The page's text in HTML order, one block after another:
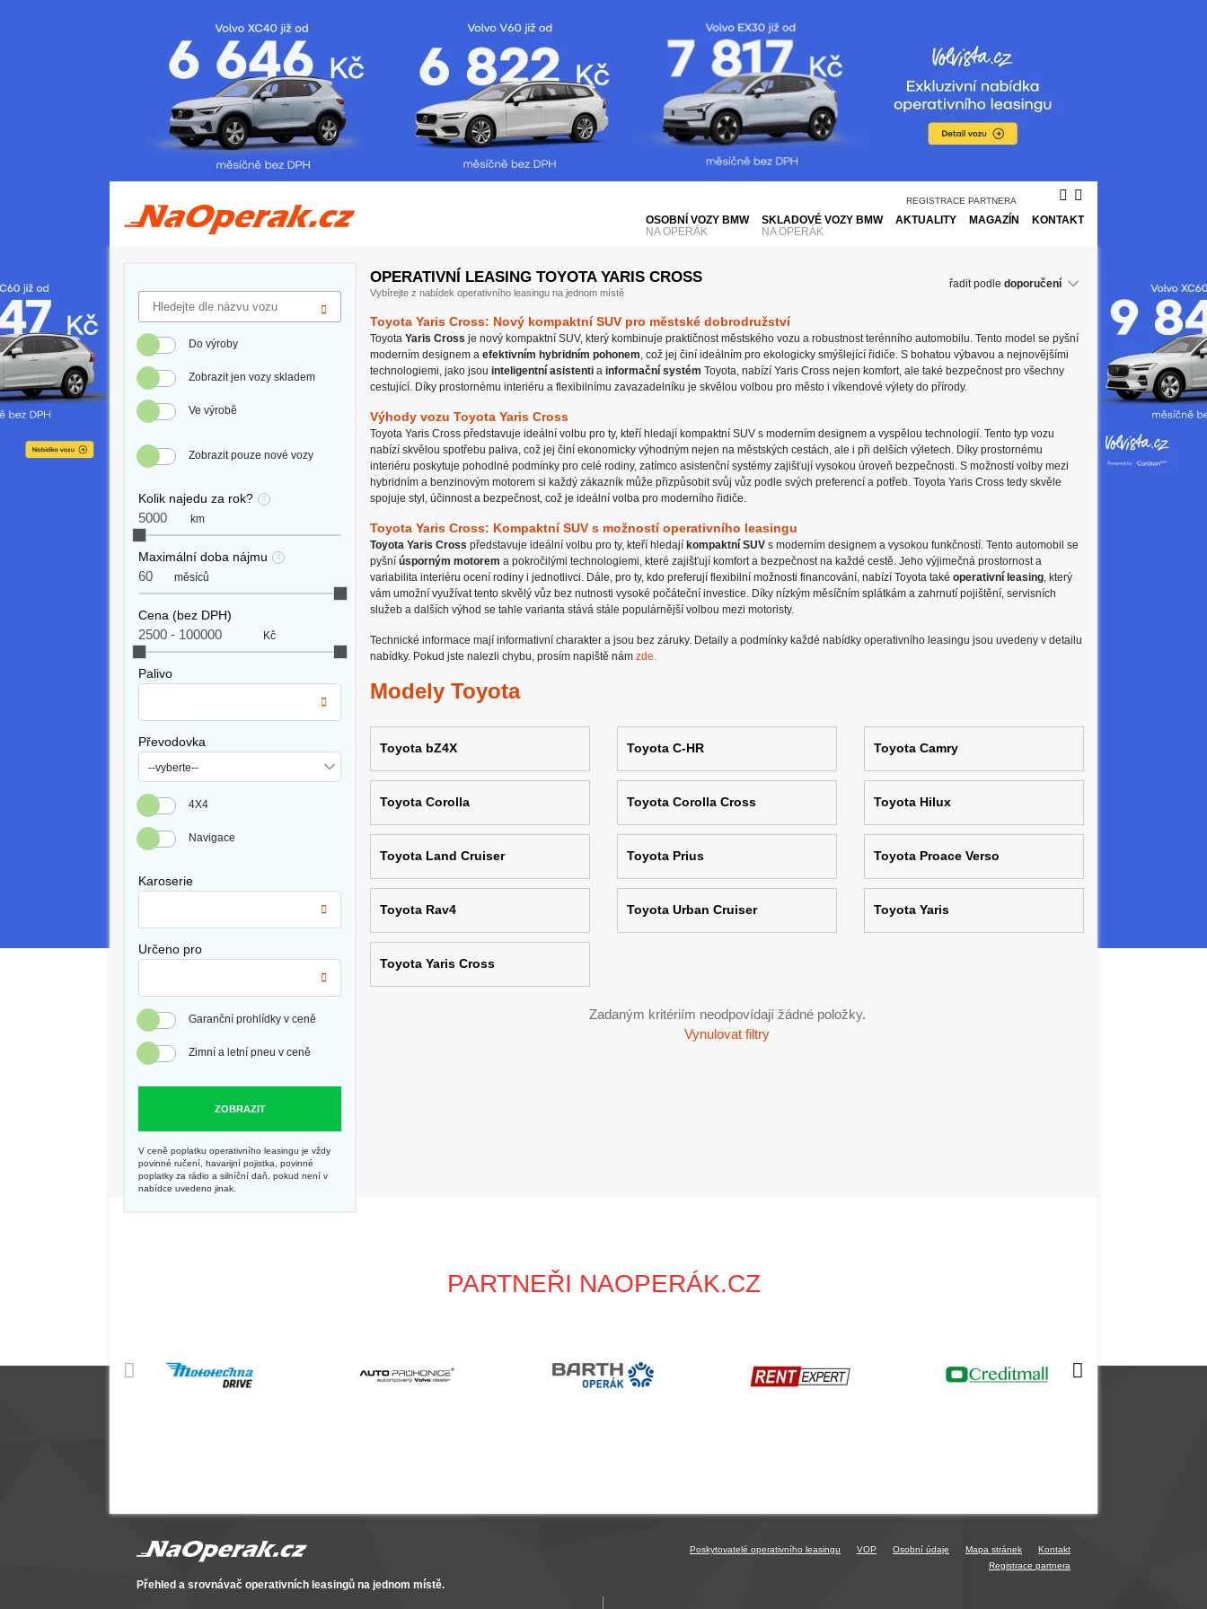
Operativní leasing Toyota Yaris Cross
OSOBNÍ VOZY BMW
NA OPERÁK
SKLADOVÉ VOZY BMW
NA OPERÁK
AKTUALITY MAGAZÍN KONTAKT
REGISTRACE PARTNERA
Do výroby
Zobrazit jen vozy skladem
Ve výrobě
Zobrazit pouze nové vozy
Kolik najedu za rok?
km
Maximální doba nájmu
měsíců
Cena (bez DPH)
Kč
Palivo
Převodovka
4X4
Navigace
Karoserie
Určeno pro
Garanční prohlídky v ceně
Zimní a letní pneu v ceně
ZOBRAZIT
V ceně poplatku operativního leasingu je vždy
povinné ručení, havarijní pojistka, povinné
poplatky za rádio a silníční daň, pokud není v
nabídce uvedeno jinak.
OPERATIVNÍ LEASING TOYOTA YARIS CROSS
Vybírejte z nabídek operativního leasingu na jednom místě
řadit podle
Toyota Yaris Cross: Nový kompaktní SUV pro městské dobrodružství
Toyota Yaris Cross je nový kompaktní SUV, který kombinuje praktičnost městského vozu a robustnost terénního automobilu. Tento model se pyšní
moderním designem a efektivním hybridním pohonem, což jej činí ideálním pro ekologicky smýšlející řidiče. S bohatou výbavou a nejnovějšími
technologiemi, jako jsou inteligentní asistenti a informační systém Toyota, nabízí Yaris Cross nejen komfort, ale také bezpečnost pro všechny
cestující. Díky prostornému interiéru a flexibilnímu zavazadelníku je skvělou volbou pro město i víkendové výlety do přírody.
Výhody vozu Toyota Yaris Cross
Toyota Yaris Cross představuje ideální volbu pro ty, kteří hledají kompaktní SUV s moderním designem a vyspělou technologií. Tento typ vozu
nabízí skvělou spotřebu paliva, což jej činí ekonomicky výhodným nejen na městských cestách, ale i při delších výletech. Díky prostornému
interiéru poskytuje pohodlné podmínky pro celé rodiny, zatímco asistenční systémy zajišťují vysokou úroveň bezpečnosti. S možností volby mezi
hybridním a benzinovým motorem si každý zákazník může přizpůsobit svůj vůz podle svých preferencí a potřeb. Toyota Yaris Cross tedy skvěle
spojuje styl, účinnost a bezpečnost, což je ideální volba pro moderního řidiče.
Toyota Yaris Cross: Kompaktní SUV s možností operativního leasingu
Toyota Yaris Cross představuje ideální volbu pro ty, kteří hledají kompaktní SUV s moderním designem a vysokou funkčností. Tento automobil se
pyšní úsporným motorem a pokročilými technologiemi, které zajišťují komfort a bezpečnost na každé cestě. Jeho výjimečná prostornost a
variabilita interiéru ocení rodiny i jednotlivci. Dále, pro ty, kdo preferují flexibilní možnosti financování, nabízí Toyota také operativní leasing, který
vám umožní využívat tento skvělý vůz bez nutnosti vysoké počáteční investice. Díky nízkým měsíčním splátkám a zahrnutí pojištění, servisních
služeb a dalších výhod se tahle varianta stává stále populárnější volbou mezi motoristy.
Technické informace mají informativní charakter a jsou bez záruky. Detaily a podmínky každé nabídky operativního leasingu jsou uvedeny v detailu
nabídky. Pokud jste nalezli chybu, prosím napiště nám zde.
Modely Toyota
Toyota bZ4X Toyota C-HR Toyota Camry
Toyota Corolla Toyota Corolla Cross Toyota Hilux
Toyota Land Cruiser Toyota Prius Toyota Proace Verso
Toyota Rav4 Toyota Urban Cruiser Toyota Yaris
Toyota Yaris Cross
Zadaným kritériím neodpovídají žádné položky.
Vynulovat filtry
PARTNEŘI NAOPERÁK.CZ
Přehled a srovnávač operativních leasingů na jednom místě.
Poskytovatelé operativního leasingu VOP Osobní údaje Mapa stránek
Kontakt
Registrace partnera